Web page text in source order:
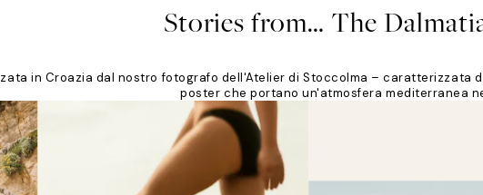
Stories from… The
in Croazia dal nostro fotografo dell'Atelier di Stoccolma –
poster che portano un'atmosfera mediterranea